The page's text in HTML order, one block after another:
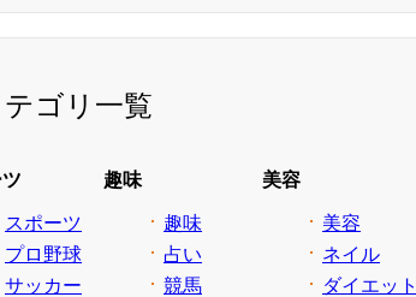
テゴリ一覧
スポーツ
プロ野球
サッカー
趣味
趣味
占い
競馬
美容
美容
ネイル
ダイエット